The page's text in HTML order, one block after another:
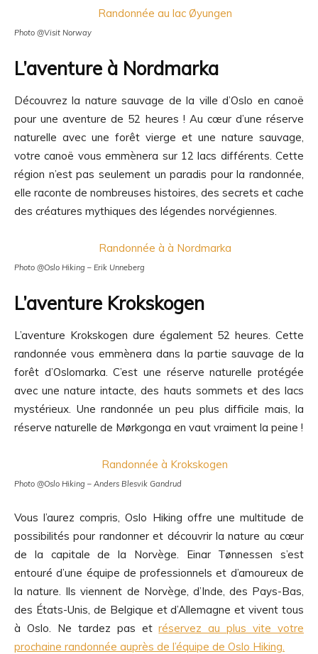
Photo @Visit Norway
L’aventure à Nordmarka
Découvrez la nature sauvage de la ville d’Oslo en canoë
pour une aventure de 52 heures ! Au cœur d’une réserve
naturelle avec une forêt vierge et une nature sauvage,
votre canoë vous emmènera sur 12 lacs différents. Cette
région n’est pas seulement un paradis pour la randonnée,
elle raconte de nombreuses histoires, des secrets et cache
des créatures mythiques des légendes norvégiennes.
Photo @Oslo Hiking – Erik Unneberg
L’aventure Krokskogen
L’aventure Krokskogen dure également 52 heures. Cette
randonnée vous emmènera dans la partie sauvage de la
forêt d’Oslomarka. C’est une réserve naturelle protégée
avec une nature intacte, des hauts sommets et des lacs
mystérieux. Une randonnée un peu plus difficile mais, la
réserve naturelle de Mørkgonga en vaut vraiment la peine !
Photo @Oslo Hiking – Anders Blesvik Gandrud
Vous l’aurez compris, Oslo Hiking offre une multitude de
possibilités pour randonner et découvrir la nature au cœur
de la capitale de la Norvège. Einar Tønnessen s’est
entouré d’une équipe de professionnels et d’amoureux de
la nature. Ils viennent de Norvège, d’Inde, des Pays-Bas,
des États-Unis, de Belgique et d’Allemagne et vivent tous
à Oslo. Ne tardez pas etréservez au plus vite votre
prochaine randonnée auprès de l’équipe de Oslo Hiking.